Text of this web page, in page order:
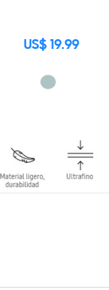
US$ 19.99